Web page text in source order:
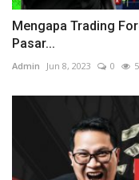
Mengapa Trading
Pasar...
Admin Jun 8, 2023 0